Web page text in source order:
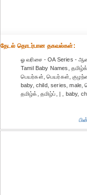
தேட‌ல் தொட‌ர்பான தகவ‌ல்க‌ள்:
ஓ வரிசை - OA Series -
Tamil Baby Names,
பெயர்கள், பெயர்கள்,
baby, child, series, male,
தமிழ்க், தமிழ்ப், | , baby,